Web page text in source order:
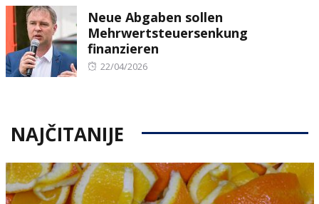
Neue Abgaben sollen
Mehrwertsteuersenkung
finanzieren
Posted
22/04/2026
NAJČITANIJE